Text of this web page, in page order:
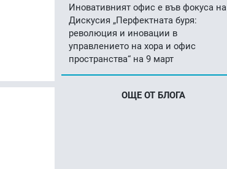
Иновативният офис е във фокуса на
Дискусия „Перфектната буря:
революция и иновации в
управлението на хора и офис
пространства“ на 9 март
ОЩЕ ОТ БЛОГА